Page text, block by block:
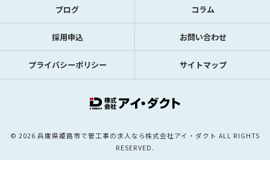
ブログ コラム
採用申込 お問い合わせ
プライバシーポリシー サイトマップ
© 2026 兵庫県姫路市で管工事の求人なら株式会社アイ・ダクト ALL RIGHTS
RESERVED.